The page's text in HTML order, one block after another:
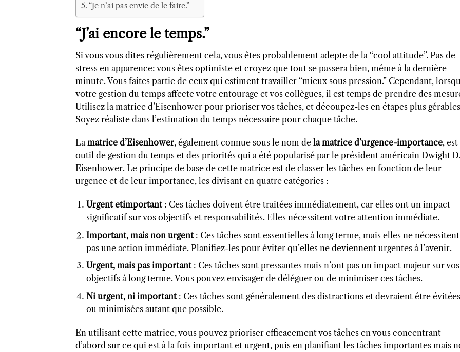
“Je n’ai pas envie de le faire.”
“J’ai encore le temps.”
Si vous vous dites régulièrement cela, vous êtes probablement adepte de la “cool attitude”. Pas de
stress en apparence: vous êtes optimiste et croyez que tout se passera bien, même à la dernière
minute. Vous faites partie de ceux qui estiment travailler “mieux sous pression.” Cependant,
votre gestion du temps affecte votre entourage et vos collègues, il est temps de prendre des
Utilisez la matrice d’Eisenhower pour prioriser vos tâches, et découpez-les en étapes plus
Soyez réaliste dans l’estimation du temps nécessaire pour chaque tâche.
La matrice d’Eisenhower, également connue sous le nom de la matrice d’urgence-importance,
outil de gestion du temps et des priorités qui a été popularisé par le président américain Dwight
Eisenhower. Le principe de base de cette matrice est de classer les tâches en fonction de leur
urgence et de leur importance, les divisant en quatre catégories :
Urgent etimportant: Ces tâches doivent être traitées immédiatement, car elles ont un impact
significatif sur vos objectifs et responsabilités. Elles nécessitent votre attention immédiate.
Important, mais non urgent: Ces tâches sont essentielles à long terme, mais elles ne nécessitent
pas une action immédiate. Planifiez-les pour éviter qu’elles ne deviennent urgentes à l’avenir.
Urgent, mais pas important: Ces tâches sont pressantes mais n’ont pas un impact majeur sur vos
objectifs à long terme. Vous pouvez envisager de déléguer ou de minimiser ces tâches.
Ni urgent, ni important: Ces tâches sont généralement des distractions et devraient être évitées
ou minimisées autant que possible.
En utilisant cette matrice, vous pouvez prioriser efficacement vos tâches en vous concentrant
d’abord sur ce qui est à la fois important et urgent, puis en planifiant les tâches importantes mais